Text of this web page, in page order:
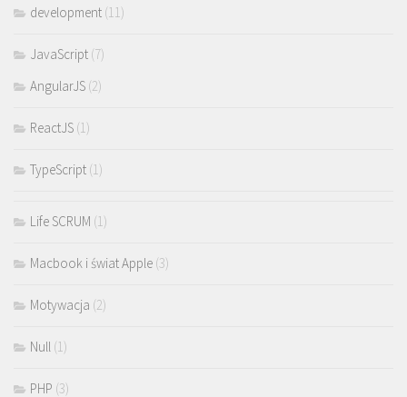
development (11)
JavaScript (7)
AngularJS (2)
ReactJS (1)
TypeScript (1)
Life SCRUM (1)
Macbook i świat Apple (3)
Motywacja (2)
Null (1)
PHP (3)